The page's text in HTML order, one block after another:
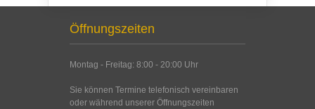
Öffnungszeiten
Montag - Freitag: 8:00 - 20:00 Uhr
Sie können Termine telefonisch vereinbaren
oder während unserer Öffnungszeiten